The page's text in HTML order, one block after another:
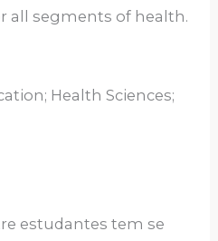
all segments of health.
Health Sciences;
estudantes tem se